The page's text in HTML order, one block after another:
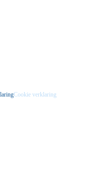
Cookie verklaring